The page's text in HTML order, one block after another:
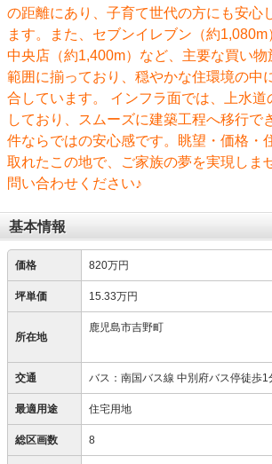
の距離にあり、子育て世代の方にも安心
ます。また、セブンイレブン（約
中央店（約1,400m）など、主要な買い
範囲に揃っており、穏やかな住環境の中
合しています。 インフラ面では、上水道
しており、スムーズに建築工程へ移行で
件ならではの安心感です。眺望・価格・
取れたこの地で、ご家族の夢を実現しま
問い合わせください♪
基本情報
価格 820万円
坪単価 15.33万円
所在地
鹿児島市吉野町
交通 バス：南国バス線 中別府バス停徒歩1
最適用途 住宅用地
総区画数 8